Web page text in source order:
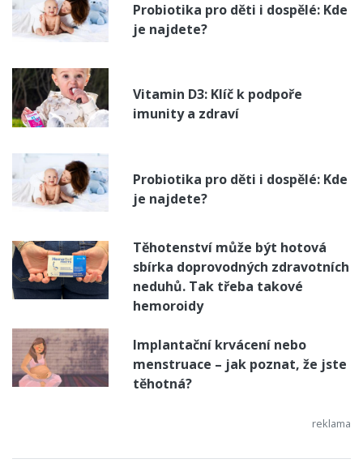
Probiotika pro děti i dospělé: Kde
je najdete?
Vitamin D3: Klíč k podpoře
imunity a zdraví
Probiotika pro děti i dospělé: Kde
je najdete?
Těhotenství může být hotová
sbírka doprovodných zdravotních
neduhů. Tak třeba takové
hemoroidy
Implantační krvácení nebo
menstruace – jak poznat, že jste
těhotná?